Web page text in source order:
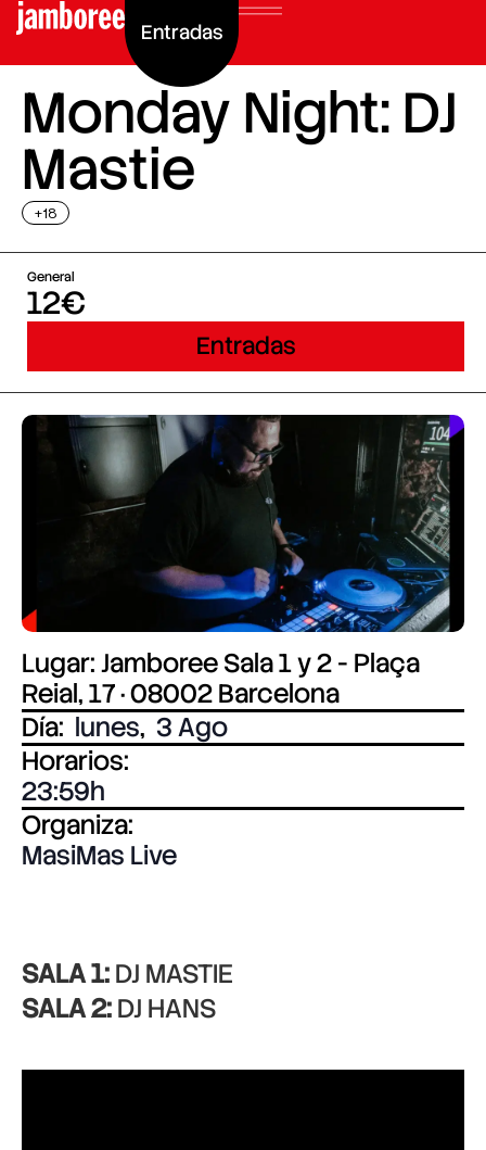
Entradas
Monday Night: DJ
Mastie
+18
General
12€
Entradas
Lugar: Jamboree Sala 1 y 2 - Plaça
Reial, 17 · 08002 Barcelona
Día: lunes, 3 Ago
Horarios:
23:59
Organiza:
MasiMas Live
SALA 1:DJ MASTIE
SALA 2:DJ HANS